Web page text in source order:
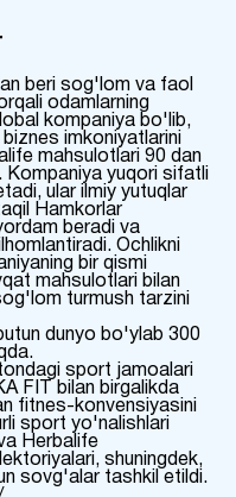
beri sog'lom va faol
odamlarning
kompaniya bo'lib,
imkoniyatlarini
mahsulotlari 90 dan
yuqori sifatli
ular ilmiy yutuqlar
Hamkorlar
beradi va
Ochlikni
bir qismi
mahsulotlari bilan
turmush tarzini
dunyo bo'ylab 300
sport jamoalari
FIT bilan birgalikda
fitnes-konvensiyasini
sport yo'nalishlari
Herbalife
shuningdek,
sovg'alar tashkil etildi.